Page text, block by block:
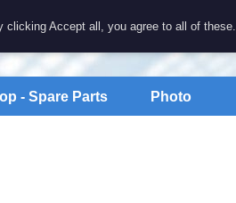
- Spare Parts Photo
clicking Accept all, you agree to all of these.